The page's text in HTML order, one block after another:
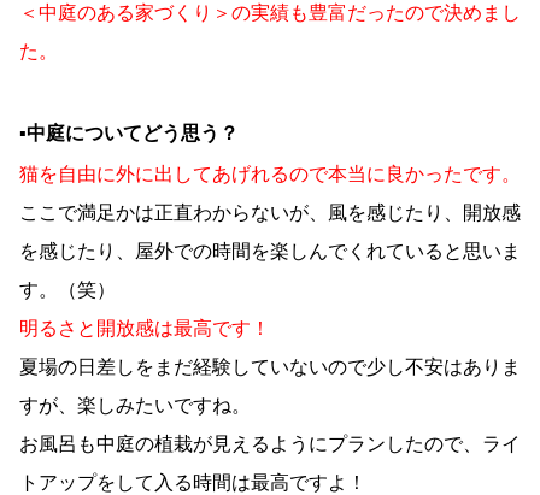
＜中庭のある家づくり＞の実績も豊富だったので決めまし
た。
▪︎中庭についてどう思う？
猫を自由に外に出してあげれるので本当に良かったです。
ここで満足かは正直わからないが、風を感じたり、開放感
を感じたり、屋外での時間を楽しんでくれていると思いま
す。（笑）
明るさと開放感は最高です！
夏場の日差しをまだ経験していないので少し不安はありま
すが、楽しみたいですね。
お風呂も中庭の植栽が見えるようにプランしたので、ライ
トアップをして入る時間は最高ですよ！